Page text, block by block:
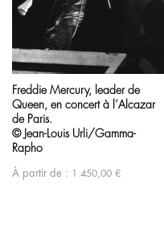
Freddie Mercury, leader de
Queen, en concert à l’Alcazar
de Paris.
© Jean-Louis Urli/Gamma-
Rapho
À partir de : 1 450,00 €